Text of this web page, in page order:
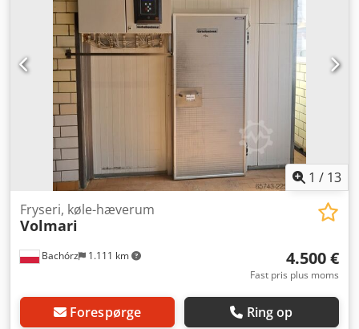
1 / 13
Bachórz 1.111 km
Fryseri, køle-hæverum
Volmari
4.500 €
Fast pris plus moms
Forespørge Ring op